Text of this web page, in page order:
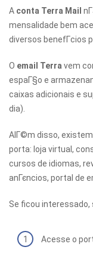
A conta Terra Mail
mensalidade bem
diversos benefГ­cios
O email Terra vem
espaГ§o e
caixas adicionais e
dia).
AlГ©m disso,
porta: loja virtual,
cursos de idiomas,
anГєncios, portal de
Se ficou interessado,
Acesse o